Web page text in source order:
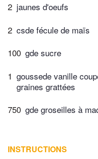
2 jaunes d'oeufs
2 csde fécule de maïs
100 gde sucre
1 goussede vanille
graines grattées
750 gde groseilles à
INSTRUCTIONS